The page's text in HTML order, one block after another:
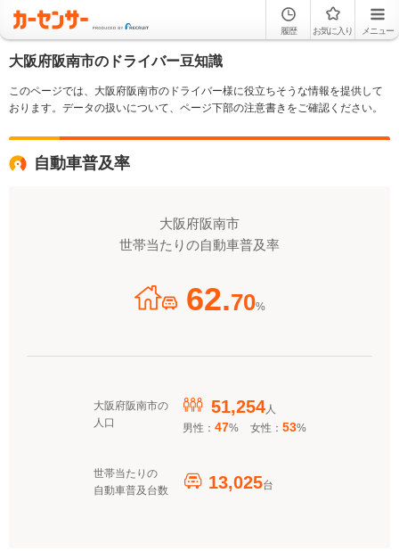
履歴 お気に入り メニュー
大阪府阪南市のドライバー豆知識
このページでは、大阪府阪南市のドライバー様に役立ちそうな情報を提供して
おります。データの扱いについて、ページ下部の注意書きをご確認ください。
自動車普及率
大阪府阪南市
世帯当たりの自動車普及率
62.70%
大阪府阪南市の
人口
51,254人
男性： 47% 女性： 53%
世帯当たりの
自動車普及台数
13,025台